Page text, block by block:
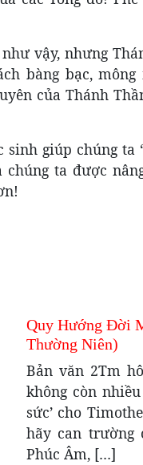
vậy, nhưng
bàng bạc,
của Thánh
giúp chúng ta
ta được
Quy Hướng Đời
Thường Niên)
Bản văn 2Tm
không còn
sức’ cho
hãy can trường
Phúc Âm, […]